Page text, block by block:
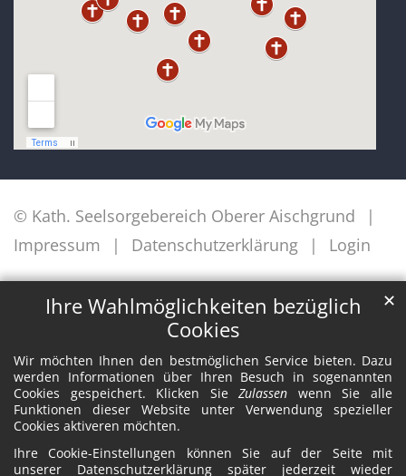
Ihre Wahlmöglichkeiten bezüglich
Cookies
Wir möchten Ihnen den bestmöglichen Service bieten. Dazu
werden Informationen über Ihren Besuch in sogenannten
Cookies gespeichert. Klicken SieZulassen wenn Sie alle
Funktionen dieser Website unter Verwendung spezieller
Cookies aktiveren möchten.
Ihre Cookie-Einstellungen können Sie auf der Seite mit
unserer Datenschutzerklärung später jederzeit wieder
✕
© Kath. Seelsorgebereich Oberer Aischgrund
Impressum
Datenschutzerklärung Login